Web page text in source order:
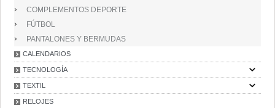
COMPLEMENTOS DEPORTE
FÚTBOL
PANTALONES Y BERMUDAS
CALENDARIOS
TECNOLOGÍA
TEXTIL
RELOJES